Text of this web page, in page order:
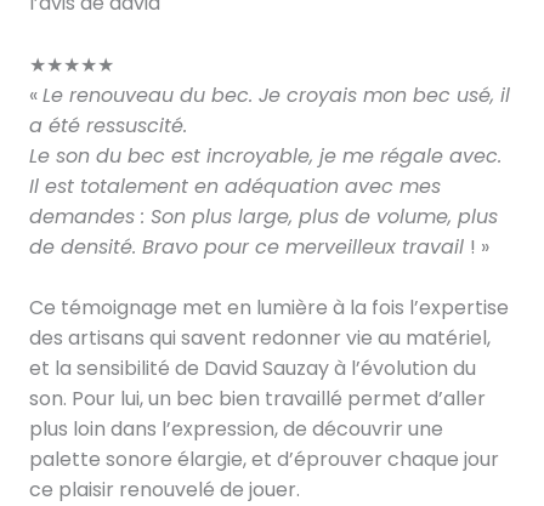
★★★★★
«Le renouveau du bec. Je croyais mon bec usé, il
a été ressuscité.
Le son du bec est incroyable, je me régale avec.
Il est totalement en adéquation avec mes
demandes : Son plus large, plus de volume, plus
de densité. Bravo pour ce merveilleux travail ! »
Ce témoignage met en lumière à la fois l’expertise
des artisans qui savent redonner vie au matériel,
et la sensibilité de David Sauzay à l’évolution du
son. Pour lui, un bec bien travaillé permet d’aller
plus loin dans l’expression, de découvrir une
palette sonore élargie, et d’éprouver chaque jour
ce plaisir renouvelé de jouer.